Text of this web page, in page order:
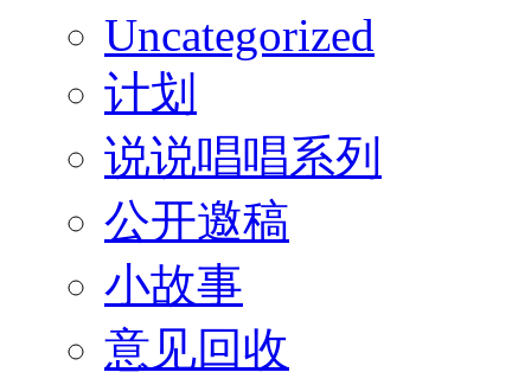
Uncategorized
计划
说说唱唱系列
公开邀稿
小故事
意见回收